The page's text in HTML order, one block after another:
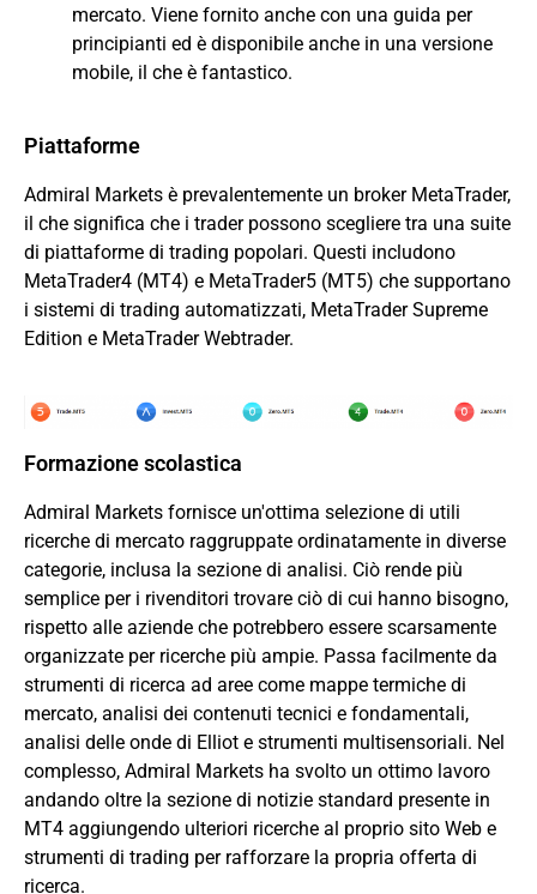
mercato. Viene fornito anche con una guida per
principianti ed è disponibile anche in una versione
mobile, il che è fantastico.
Piattaforme
Admiral Markets è prevalentemente un broker MetaTrader,
il che significa che i trader possono scegliere tra una suite
di piattaforme di trading popolari. Questi includono
MetaTrader4 (MT4) e MetaTrader5 (MT5) che supportano
i sistemi di trading automatizzati, MetaTrader Supreme
Edition e MetaTrader Webtrader.
Formazione scolastica
Admiral Markets fornisce un'ottima selezione di utili
ricerche di mercato raggruppate ordinatamente in diverse
categorie, inclusa la sezione di analisi. Ciò rende più
semplice per i rivenditori trovare ciò di cui hanno bisogno,
rispetto alle aziende che potrebbero essere scarsamente
organizzate per ricerche più ampie. Passa facilmente da
strumenti di ricerca ad aree come mappe termiche di
mercato, analisi dei contenuti tecnici e fondamentali,
analisi delle onde di Elliot e strumenti multisensoriali. Nel
complesso, Admiral Markets ha svolto un ottimo lavoro
andando oltre la sezione di notizie standard presente in
MT4 aggiungendo ulteriori ricerche al proprio sito Web e
strumenti di trading per rafforzare la propria offerta di
ricerca.